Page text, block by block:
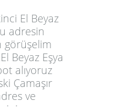
El Beyaz
adresin
görüşelim
Beyaz Eşya
alıyoruz
Çamaşır
ve